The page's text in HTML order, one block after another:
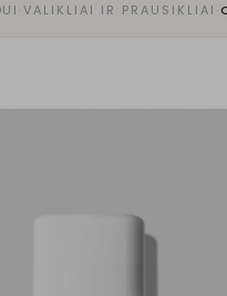
·VALIKLIAI IR PRAUSIKLIAI ·